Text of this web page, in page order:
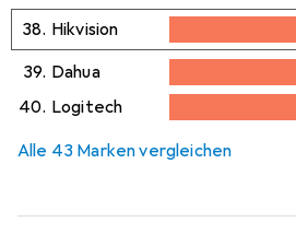
38. Hikvision
39. Dahua
8,1%
40. Logitech
Alle 43 Marken vergleichen